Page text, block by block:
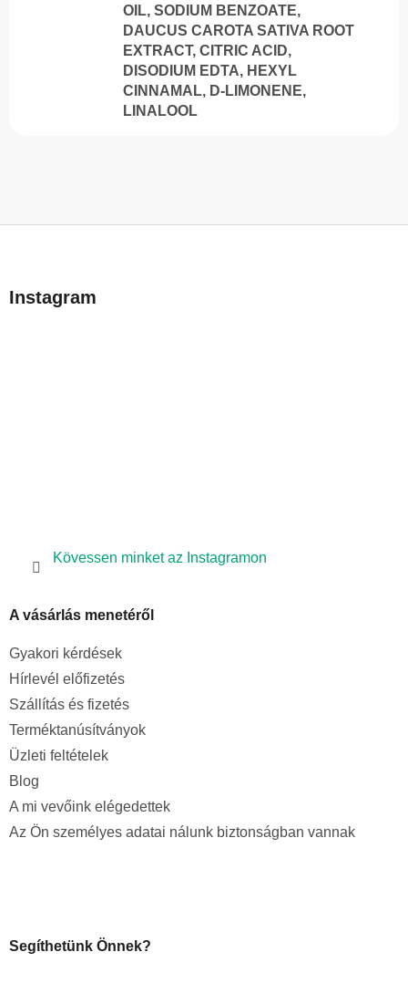
OIL, SODIUM BENZOATE,
DAUCUS CAROTA SATIVA ROOT
EXTRACT, CITRIC ACID,
DISODIUM EDTA, HEXYL
CINNAMAL, D-LIMONENE,
LINALOOL
bInstagram
Kövessen minket az Instagramon
A vásárlás menetéről
Gyakori kérdések
Hírlevél előfizetés
Szállítás és fizetés
Terméktanúsítványok
Üzleti feltételek
Blog
A mi vevőink elégedettek
Az Ön személyes adatai nálunk biztonságban vannak
Segíthetünk Önnek?